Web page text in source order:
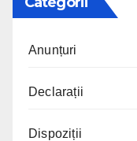
Anunțuri
Declarații
Dispoziții